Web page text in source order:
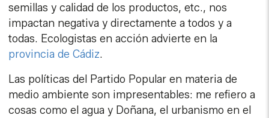
semillas y calidad de los productos, etc., nos
impactan negativa y directamente a todos y a
todas. Ecologistas en acción advierte en la
provincia de Cádiz.
Las políticas del Partido Popular en materia de
medio ambiente son impresentables: me refiero a
cosas como el agua y Doñana, el urbanismo en el